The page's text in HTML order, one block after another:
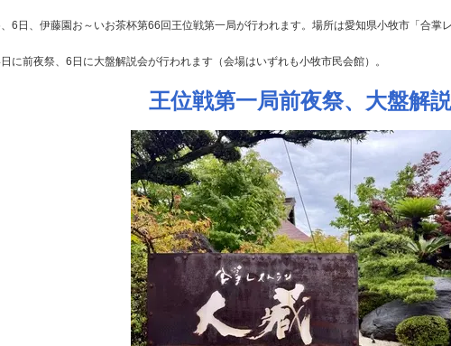
6日、伊藤園お～いお茶杯第66回王位戦第一局が行われます。場所は愛知県小牧市「合掌
に前夜祭、6日に大盤解説会が行われます（会場はいずれも小牧市民会館）。
王位戦第一局前夜祭、大盤解